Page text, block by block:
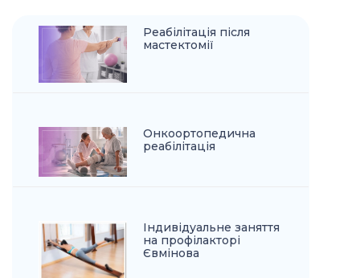
Реабілітація після
мастектомії
Онкоортопедична
реабілітація
Індивідуальне заняття
на профілакторі
Євмінова